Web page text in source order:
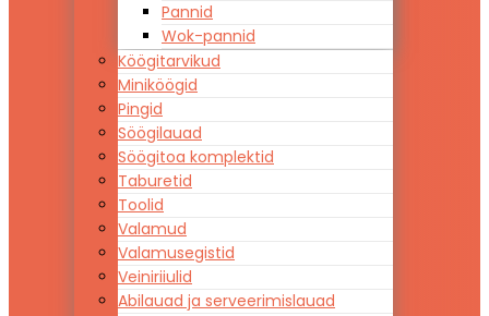
Pannid
Wok-pannid
Köögitarvikud
Miniköögid
Pingid
Söögilauad
Söögitoa komplektid
Taburetid
Toolid
Valamud
Valamusegistid
Veiniriiulid
Abilauad ja serveerimislauad